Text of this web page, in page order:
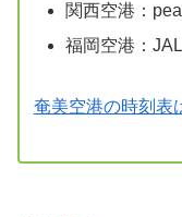
関西空港：
福岡空港：JAL
奄美空港の時刻表